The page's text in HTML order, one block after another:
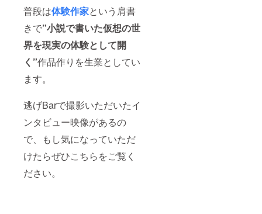
普段は体験作家という肩書
きで”小説で書いた仮想の世
界を現実の体験として開
く”作品作りを生業としてい
ます。
逃げBarで撮影いただいたイ
ンタビュー映像があるの
で、もし気になっていただ
けたらぜひこちらをご覧く
ださい。